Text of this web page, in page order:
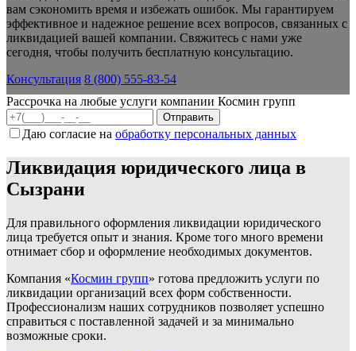
вам сэкономить время и избежать ошибок. Мы гарантируем
эффективное и надежное решение всех вопросов, связанных с
ликвидацией вашей компании. Свяжитесь с нами уже
сегодня, чтобы получить бесплатную консультацию.
Консультация 8 (800) 555-83-54
Рассрочка на любые услуги компании Космин групп
Даю согласие на обработку персональных данных
Ликвидация юридического лица в
Сызрани
Для правильного оформления ликвидации юридического
лица требуется опыт и знания. Кроме того много времени
отнимает сбор и оформление необходимых документов.
Компания «Космин групп» готова предложить услуги по
ликвидации организаций всех форм собственности.
Профессионализм наших сотрудников позволяет успешно
справиться с поставленной задачей и за минимально
возможные сроки.